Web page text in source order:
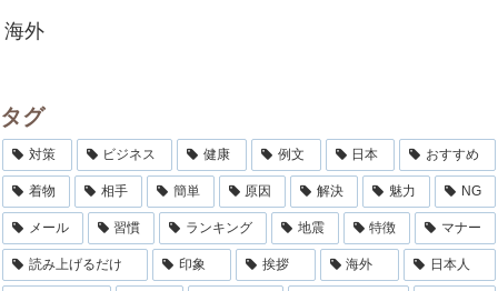
海外
タグ
対策 ビジネス 健康 例文 日本 おすすめ
着物 相手 簡単 原因 解決 魅力 NG
メール 習慣 ランキング 地震 特徴 マナー
読み上げるだけ 印象 挨拶 海外 日本人